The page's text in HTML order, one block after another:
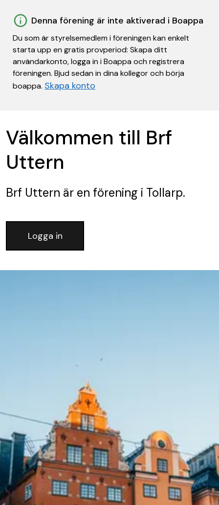
Denna förening är inte aktiverad i Boappa
Du som är styrelsemedlem i föreningen kan enkelt
starta upp en gratis provperiod: Skapa ditt
användarkonto, logga in i Boappa och registrera
föreningen. Bjud sedan in dina kollegor och börja
boappa. Skapa konto
Välkommen till Brf
Uttern
Brf Uttern är en förening i Tollarp.
Logga in